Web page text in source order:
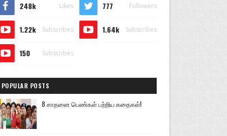
248k Likes 777 Followers
1.22k Subscribes 1.64k Subscribes
150 Subscribes
POPULAR POSTS
8 சாதனை பெண்கள் பற்றிய கதைகள்!